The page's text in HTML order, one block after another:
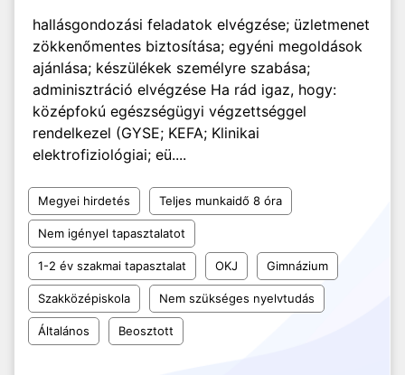
hallásgondozási feladatok elvégzése; üzletmenet
zökkenőmentes biztosítása; egyéni megoldások
ajánlása; készülékek személyre szabása;
adminisztráció elvégzése Ha rád igaz, hogy:
középfokú egészségügyi végzettséggel
rendelkezel (GYSE; KEFA; Klinikai
elektrofiziológiai; eü....
Megyei hirdetés Teljes munkaidő 8 óra
Nem igényel tapasztalatot
1-2 év szakmai tapasztalat OKJ Gimnázium
Szakközépiskola Nem szükséges nyelvtudás
Általános Beosztott